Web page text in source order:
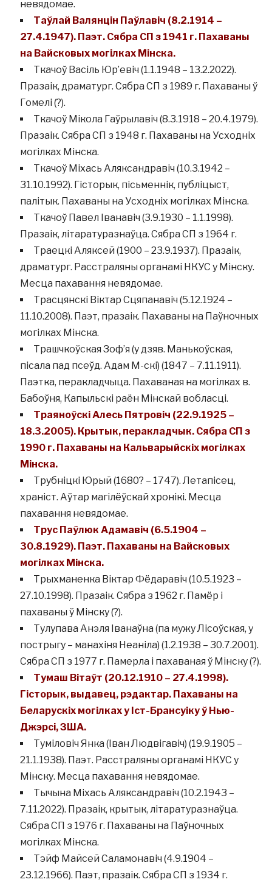
невядомае.
Таўлай Валянцін Паўлавіч (8.2.1914 –
27.4.1947). Паэт. Сябра СП з 1941 г. Пахаваны
на Вайсковых могілках Мінска.
Ткачоў Васіль Юр’евіч (1.1.1948 – 13.2.2022).
Празаік, драматург. Сябра СП з 1989 г. Пахаваны ў
Гомелі (?).
Ткачоў Мікола Гаўрылавіч (8.3.1918 – 20.4.1979).
Празаік. Сябра СП з 1948 г. Пахаваны на Усходніх
могілках Мінска.
Ткачоў Міхась Аляксандравіч (10.3.1942 –
31.10.1992). Гісторык, пісьменнік, публіцыст,
палітык. Пахаваны на Усходніх могілках Мінска.
Ткачоў Павел Іванавіч (3.9.1930 – 1.1.1998).
Празаік, літаратуразнаўца. Сябра СП з 1964 г.
Траецкі Аляксей (1900 – 23.9.1937). Празаік,
драматург. Расстраляны органамі НКУС у Мінску.
Месца пахавання невядомае.
Трасцянскі Віктар Сцяпанавіч (5.12.1924 –
11.10.2008). Паэт, празаік. Пахаваны на Паўночных
могілках Мінска.
Трашчкоўская Зоф’я (у дзяв. Манькоўская,
пісала пад псеўд. Адам М-скі) (1847 – 7.11.1911).
Паэтка, перакладчыца. Пахаваная на могілках в.
Бабоўня, Капыльскі раён Мінскай вобласці.
Траяноўскі Алесь Пятровіч (22.9.1925 –
18.3.2005). Крытык, перакладчык. Сябра СП з
1990 г. Пахаваны на Кальварыйскіх могілках
Мінска.
Трубніцкі Юрый (1680? – 1747). Летапісец,
храніст. Аўтар магілёўскай хронікі. Месца
пахавання невядомае.
Трус Паўлюк Адамавіч (6.5.1904 –
30.8.1929). Паэт. Пахаваны на Вайсковых
могілках Мінска.
Трыхманенка Віктар Фёдаравіч (10.5.1923 –
27.10.1998). Празаік. Сябра з 1962 г. Памёр і
пахаваны ў Мінску (?).
Тулупава Анэля Іванаўна (па мужу Лісоўская, у
пострыгу – манахіня Неаніла) (1.2.1938 – 30.7.2001).
Сябра СП з 1977 г. Памерла і пахаваная ў Мінску (?).
Тумаш Вітаўт (20.12.1910 – 27.4.1998).
Гісторык, выдавец, рэдактар. Пахаваны на
Беларускіх могілках у Іст-Брансуіку ў Нью-
Джэрсі, ЗША.
Туміловіч Янка (Іван Людвігавіч) (19.9.1905 –
21.1.1938). Паэт. Расстраляны органамі НКУС у
Мінску. Месца пахавання невядомае.
Тычына Міхась Аляксандравіч (10.2.1943 –
7.11.2022). Празаік, крытык, літаратуразнаўца.
Сябра СП з 1976 г. Пахаваны на Паўночных
могілках Мінска.
Тэйф Майсей Саламонавіч (4.9.1904 –
23.12.1966). Паэт, празаік. Сябра СП з 1934 г.